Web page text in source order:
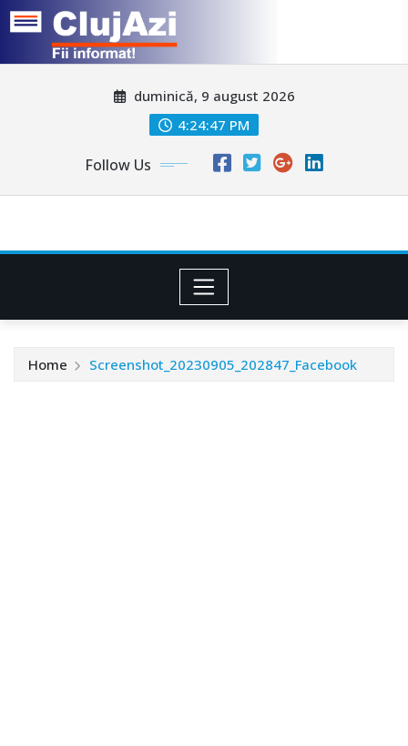
duminică, 9 august 2026
4:24:50 PM
Follow Us
Home Screenshot_20230905_202847_Facebook